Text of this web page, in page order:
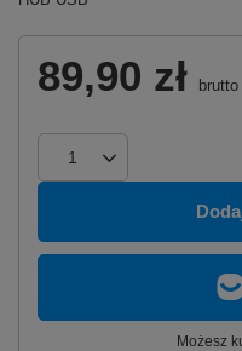
89,90 zł brutto
Możesz